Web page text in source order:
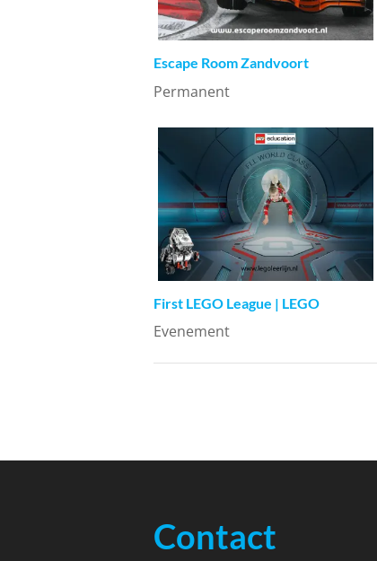
Escape Room Zandvoort
Permanent
First LEGO League | LEGO
Evenement
Contact